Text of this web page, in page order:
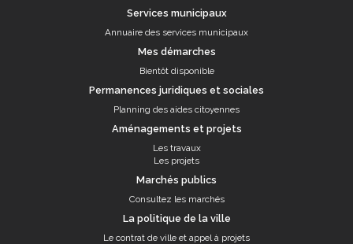
Services municipaux
Annuaire des services municipaux
Mes démarches
Bientôt disponible
Permanences juridiques et sociales
Planning des aides citoyennes
Aménagements et projets
Les travaux
Les projets
Marchés publics
Consultez les marchés
La politique de la ville
Le contrat de ville et appel à projets